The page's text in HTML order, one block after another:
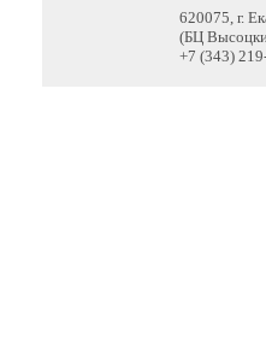
620075, г.
(БЦ
+7 (343)